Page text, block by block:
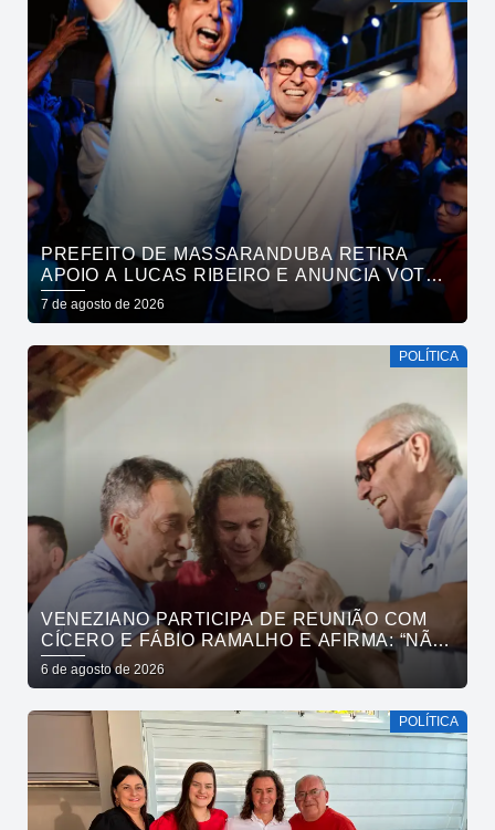
PREFEITO DE MASSARANDUBA RETIRA
APOIO A LUCAS RIBEIRO E ANUNCIA VOTO
EM CÍCERO PARA O GOVERNO
7 de agosto de 2026
POLÍTICA
VENEZIANO PARTICIPA DE REUNIÃO COM
CÍCERO E FÁBIO RAMALHO E AFIRMA: “NÃO
ESTAMOS COMPRANDO CONSCIÊNCIAS,
MAS MOSTRANDO TRABALHO
6 de agosto de 2026
POLÍTICA